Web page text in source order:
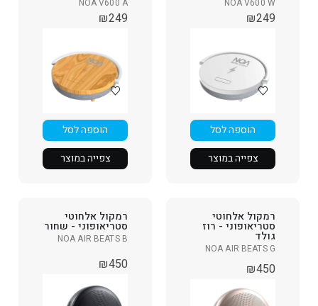
₪249
הוספה לסל
צפייה במוצר
₪249
הוספה לסל
צפייה במוצר
רמקול אלחוטי
סטריאופוני - רוז
גולד
NOA AIR BEATS G
₪450
רמקול אלחוטי
סטריאופוני - שחור
NOA AIR BEATS B
₪450